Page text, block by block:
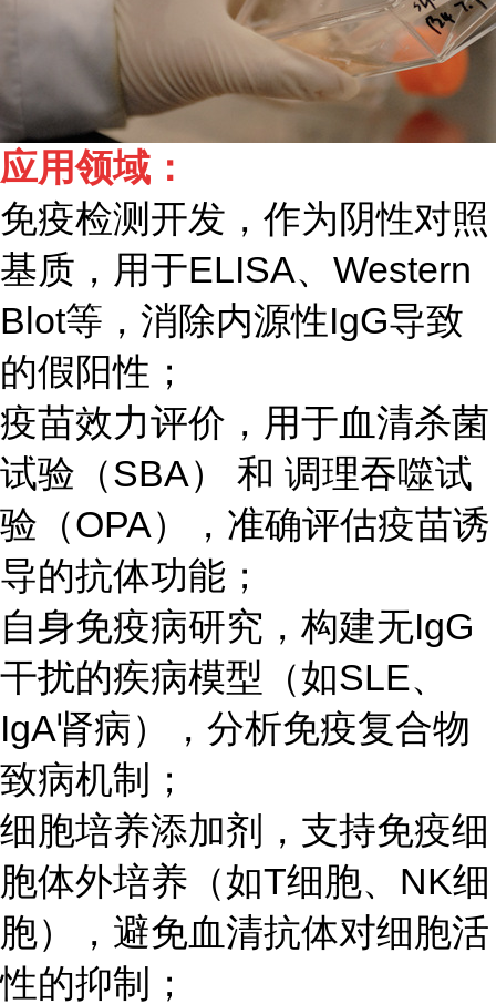
应用领域：
免疫检测开发，作为阴性对照
基质，用于ELISA、Western
Blot等，消除内源性IgG导致
的假阳性；
疫苗效力评价，用于血清杀菌
试验（SBA） 和 调理吞噬试
验（OPA），准确评估疫苗诱
导的抗体功能；
自身免疫病研究，构建无IgG
干扰的疾病模型（如SLE、
IgA肾病），分析免疫复合物
致病机制；
细胞培养添加剂，支持免疫细
胞体外培养（如T细胞、NK细
胞），避免血清抗体对细胞活
性的抑制；